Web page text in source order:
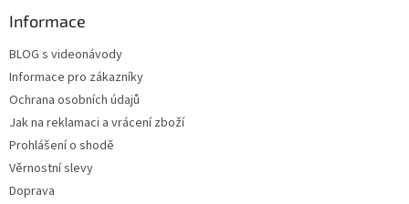
Informace
BLOG s videonávody
Informace pro zákazníky
Ochrana osobních údajů
Jak na reklamaci a vrácení zboží
Prohlášení o shodě
Věrnostní slevy
Doprava